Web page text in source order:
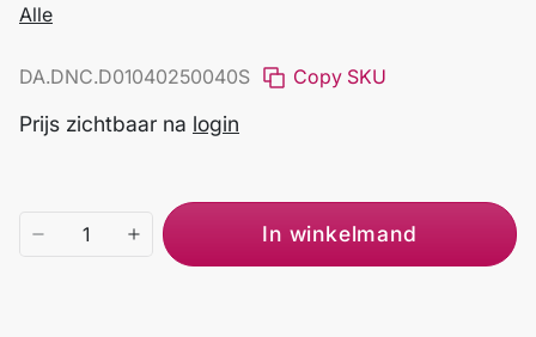
Alle
DA.DNC.D01040250040S Copy SKU
Prijs zichtbaar na login
In winkelmand